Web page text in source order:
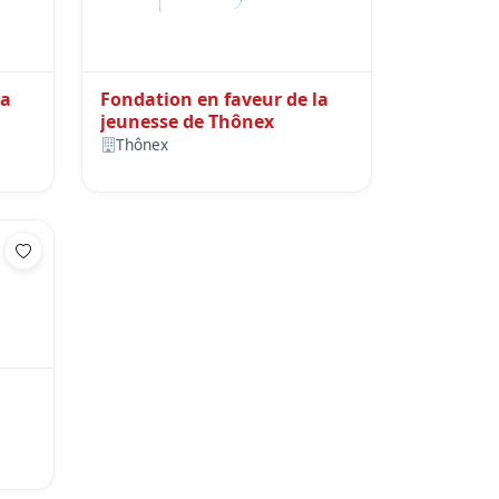
Fondation en faveur de la
jeunesse de Thônex
Thônex